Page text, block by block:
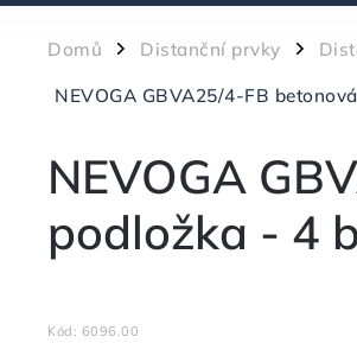
Domů / Distanční prvky /
NEVOGA GBVA25/4-FB
NEVOGA
podložka - 4
Kód: 6096.00